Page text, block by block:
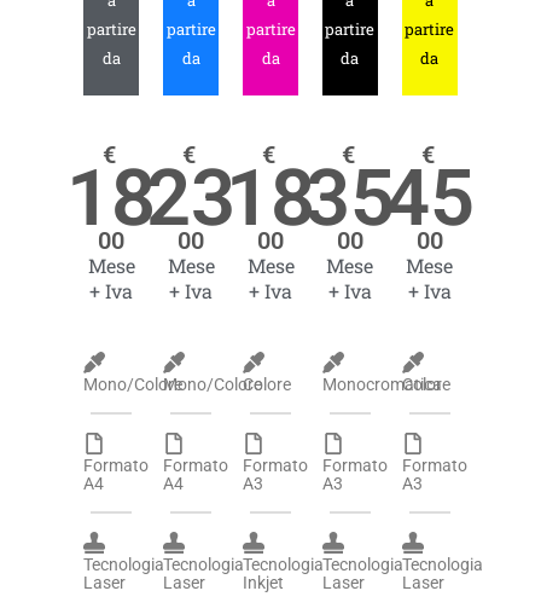
partire
da
€
18
00
Mese
+ Iva
Mono/Colore
Formato
A4
Tecnologia
Laser
partire
da
€
23
00
Mese
+ Iva
Mono/Colore
Formato
A4
Tecnologia
Laser
partire
da
€
18
00
Mese
+ Iva
Colore
Formato
A3
Tecnologia
Inkjet
partire
da
€
35
00
Mese
+ Iva
Monocromatica
Formato
A3
Tecnologia
Laser
partire
da
€
45
00
Mese
+ Iva
Colore
Formato
A3
Tecnologia
Laser